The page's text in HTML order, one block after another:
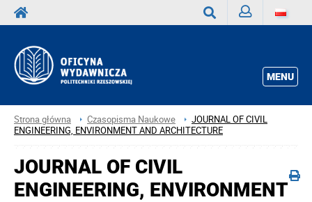
MENU
Strona główna Czasopisma Naukowe
JOURNAL OF CIVIL
ENGINEERING, ENVIRONMENT AND ARCHITECTURE
JOURNAL OF CIVIL
ENGINEERING, ENVIRONMENT